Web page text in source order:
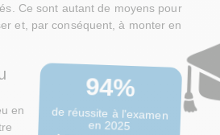
Ce sont autant de moyens pour
et, par conséquent, à monter en
en
94%
de réussite à l'examen
en 2025